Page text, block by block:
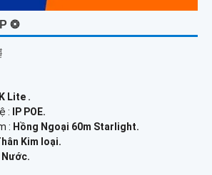
❂
Lite .
:
IP POE.
: Hồng Ngoại 60m Starlight.
Kim loại.